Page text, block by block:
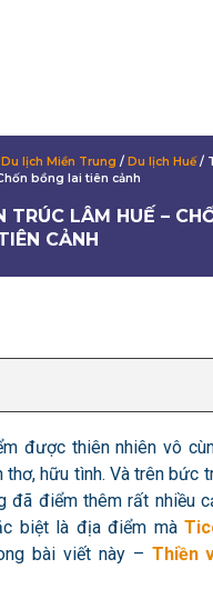
Du lịch Miền Trung / Du lịch Huế /
bồng lai tiên cảnh
TRÚC LÂM HUẾ –
CẢNH
được thiên nhiên vô
thơ, hữu tình. Và trên bức
đã điểm thêm rất nhiều
biệt là địa điểm mà
bài viết này – Thiền